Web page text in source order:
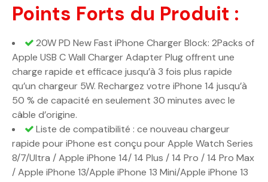
Points Forts du Produit :
20W PD New Fast iPhone Charger Block: 2Packs of
Apple USB C Wall Charger Adapter Plug offrent une
charge rapide et efficace jusqu’à 3 fois plus rapide
qu’un chargeur 5W. Rechargez votre iPhone 14 jusqu’à
50 % de capacité en seulement 30 minutes avec le
câble d’origine.
Liste de compatibilité : ce nouveau chargeur
rapide pour iPhone est conçu pour Apple Watch Series
8/7/Ultra / Apple iPhone 14/ 14 Plus / 14 Pro / 14 Pro Max
/ Apple iPhone 13/Apple iPhone 13 Mini/Apple iPhone 13